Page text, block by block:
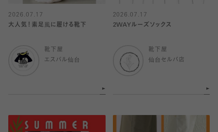
2026.07.17
大人気！素足風に履ける靴下
靴下屋
エスパル仙台
2026.07.17
2WAYルーズソックス
靴下屋
仙台セルバ店